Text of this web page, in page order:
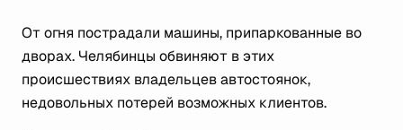
От огня пострадали машины, припаркованные во
дворах. Челябинцы обвиняют в этих
происшествиях владельцев автостоянок,
недовольных потерей возможных клиентов.